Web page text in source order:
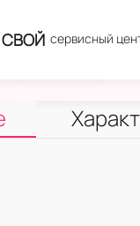
СВОЙ сервисный